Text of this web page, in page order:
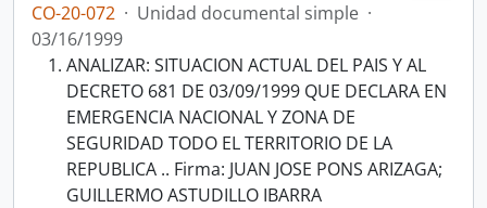
CO-20-072 · Unidad documental simple ·
03/16/1999
ANALIZAR: SITUACION ACTUAL DEL PAIS Y AL
DECRETO 681 DE 03/09/1999 QUE DECLARA EN
EMERGENCIA NACIONAL Y ZONA DE
SEGURIDAD TODO EL TERRITORIO DE LA
REPUBLICA .. Firma: JUAN JOSE PONS ARIZAGA;
GUILLERMO ASTUDILLO IBARRA